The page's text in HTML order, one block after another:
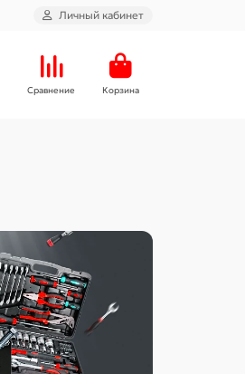
Личный кабинет
Сравнение Корзина